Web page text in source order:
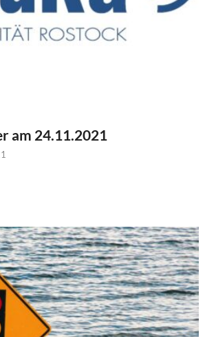
am 24.11.2021